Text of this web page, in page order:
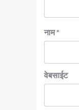
नाम*
वेबसाईट